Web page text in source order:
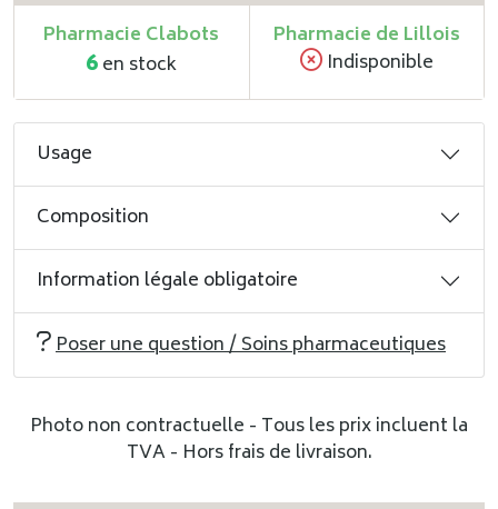
Pharmacie Clabots
6en stock
Pharmacie de Lillois
Indisponible
Usage
Composition
Information légale obligatoire
Poser une question / Soins pharmaceutiques
Photo non contractuelle - Tous les prix incluent la
TVA - Hors frais de livraison.